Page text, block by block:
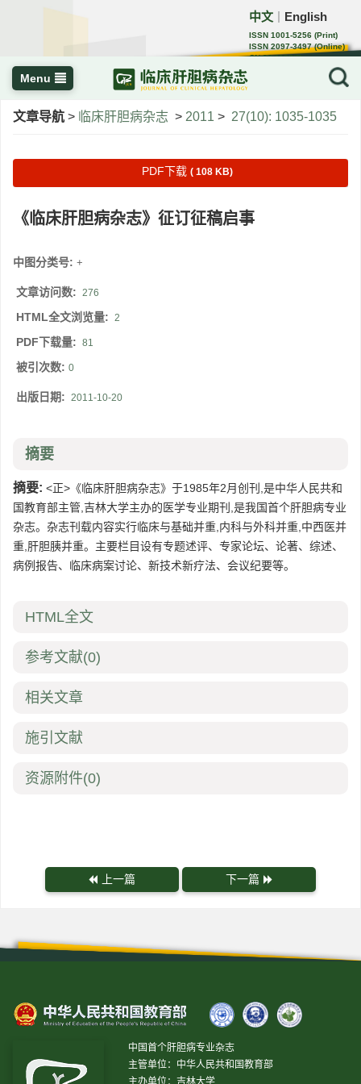
中文 English
ISSN 1001-5256 (Print)
ISSN 2097-3497 (Online)
CN 22-1108/R
Menu
文章导航 > 临床肝胆病杂志 > 2011 > 27(10): 1035-1035
PDF下载 ( 108 KB)
《临床肝胆病杂志》征订征稿启事
中图分类号: +
文章访问数: 276
HTML全文浏览量: 2
PDF下载量: 81
被引次数: 0
出版日期: 2011-10-20
摘要
摘要: <正>《临床肝胆病杂志》于1985年2月创刊,是中华人民共和
国教育部主管,吉林大学主办的医学专业期刊,是我国首个肝胆病专业
杂志。杂志刊载内容实行临床与基础并重,内科与外科并重,中西医并
重,肝胆胰并重。主要栏目设有专题述评、专家论坛、论著、综述、
病例报告、临床病案讨论、新技术新疗法、会议纪要等。
HTML全文
参考文献(0)
相关文章
施引文献
资源附件(0)
上一篇 下一篇
中国首个肝胆病专业杂志
主管单位：中华人民共和国教育部